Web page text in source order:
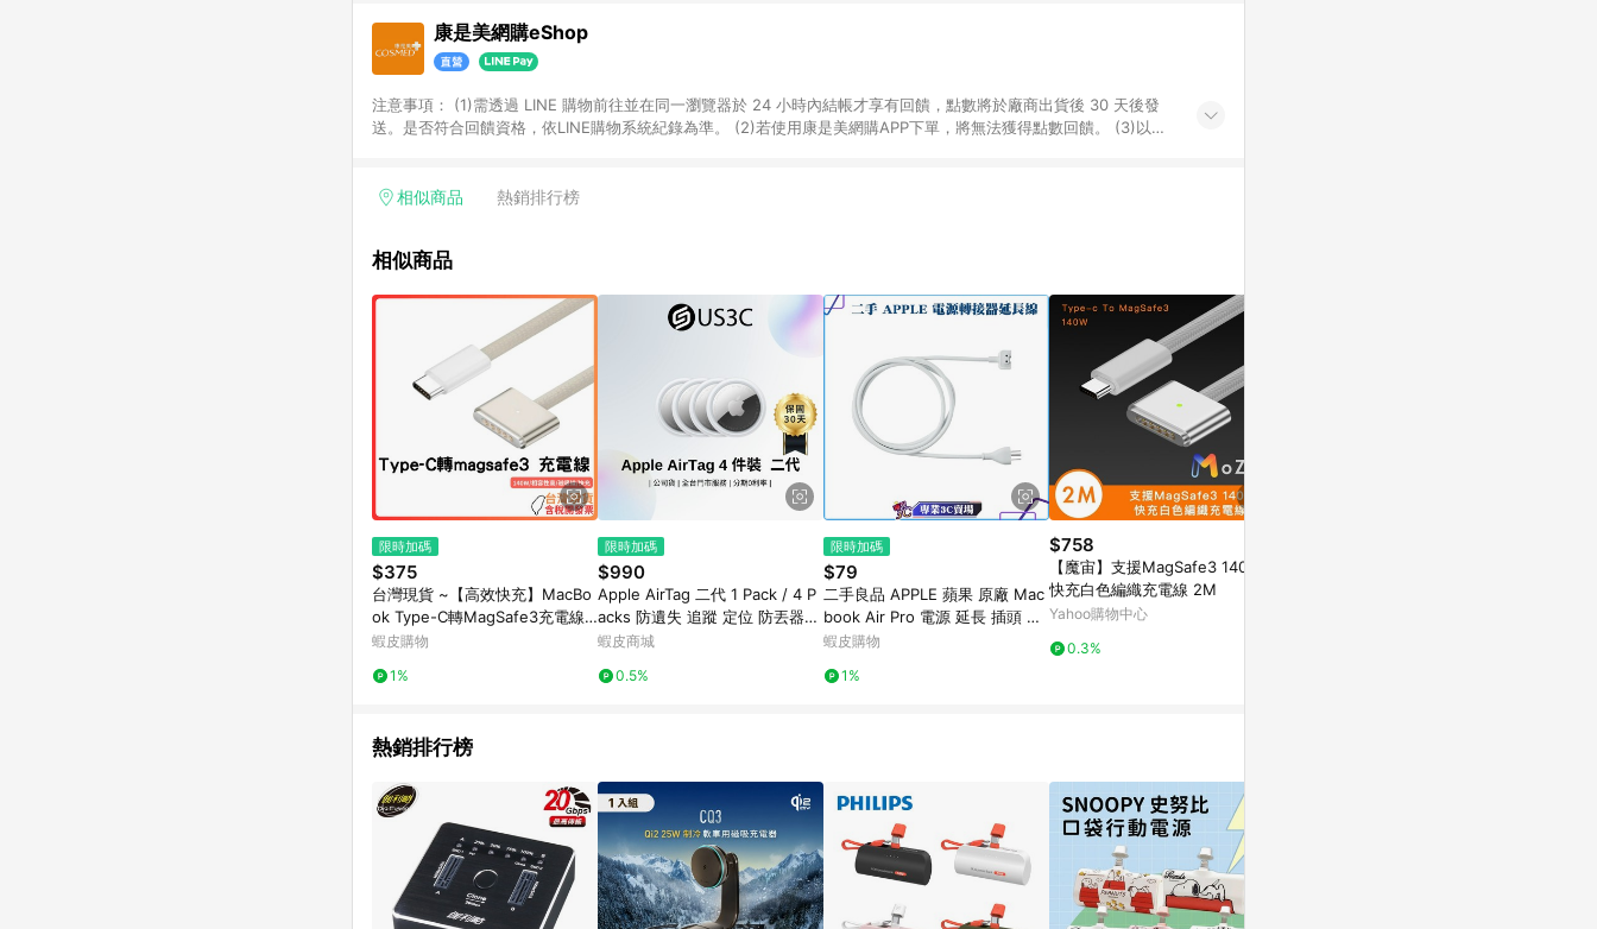
康是美網購eShop
注意事項：​ (1)需透過 LINE 購物前往並在同一瀏覽器於 24 小時內結帳才享有回饋，點數將於廠商出貨後 30 天後發
送。​是否符合回饋資格，依LINE購物系統紀錄為準。 (2)若使用康是美網購APP下單，將無法獲得點數回饋。​ (3)以下
「LINE購物通知」之官方帳號訊息通知。亦可於LINE購物網站或APP中的「我的訂單」頁面查詢，請依LINE購物網站
相似商品 熱銷排行榜
相似商品
限時加碼
$375
台灣現貨 ~【高效快充】MacBo
ok Type-C轉MagSafe3充電線
｜140W支援｜LED充電指示｜編
蝦皮購物
1%
限時加碼
$990
Apple AirTag 二代 1 Pack / 4 P
acks 防遺失 追蹤 定位 防丟器
蘋果原廠 福利品
蝦皮商城
0.5%
限時加碼
$79
二手良品 APPLE 蘋果 原廠 Mac
book Air Pro 電源 延長 插頭 電
源線 充電器 轉接器 延長線
蝦皮購物
1%
$758
【魔宙】支援MagSafe3 140W
快充白色編織充電線 2M
Yahoo購物中心
0.3%
熱銷排行榜